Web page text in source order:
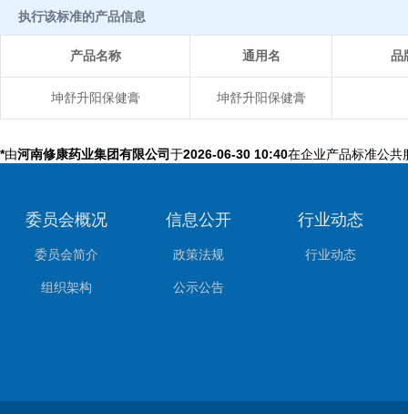
执行该标准的产品信息
产品名称 通用名 品
坤舒升阳保健膏 坤舒升阳保健膏
*由河南修康药业集团有限公司于2026-06-30 10:40在企业产品标准公共
委员会概况
委员会简介
组织架构
信息公开
政策法规
公示公告
行业动态
行业动态